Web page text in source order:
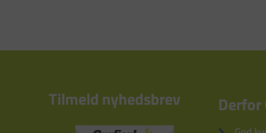
Tilmeld nyhedsbrev Derfor